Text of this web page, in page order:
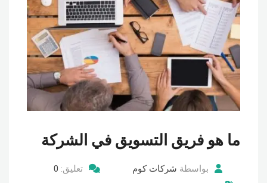
ما هو فريق التسويق في الشركة
بواسطة شركات كوم تعليق: 0